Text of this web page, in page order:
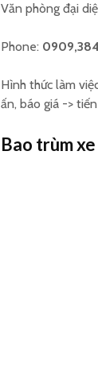
Văn phòng đại
Phone:
Hình thức làm
ấn, báo giá ->
Bao trùm